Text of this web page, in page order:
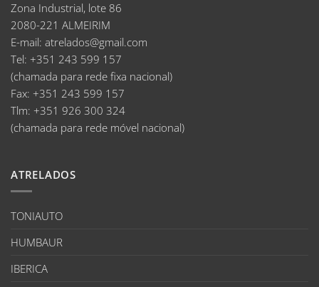
Zona Industrial, lote 86
2080-221 ALMEIRIM
E-mail: atrelados@gmail.com
Tel: +351 243 599 157
(chamada para rede fixa nacional)
Fax: +351 243 599 157
Tlm: +351 926 300 324
(chamada para rede móvel nacional)
ATRELADOS
TONIAUTO
HUMBAUR
IBERICA